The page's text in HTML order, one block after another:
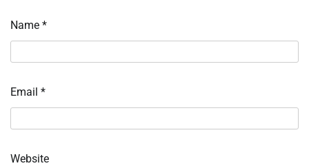
Name *
Email *
Website